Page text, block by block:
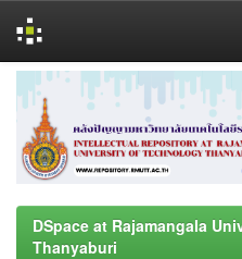
navigation
DSpace at Rajamangala
Thanyaburi